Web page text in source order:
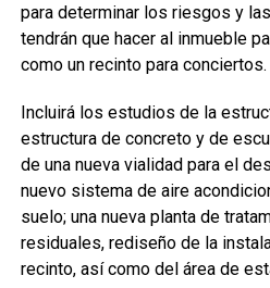
para determinar los riesgos y
tendrán que hacer al inmueble
como un recinto para conciertos.
Incluirá los estudios de la
estructura de concreto y de
de una nueva vialidad para el
nuevo sistema de aire
suelo; una nueva planta de
residuales, rediseño de la
recinto, así como del área de